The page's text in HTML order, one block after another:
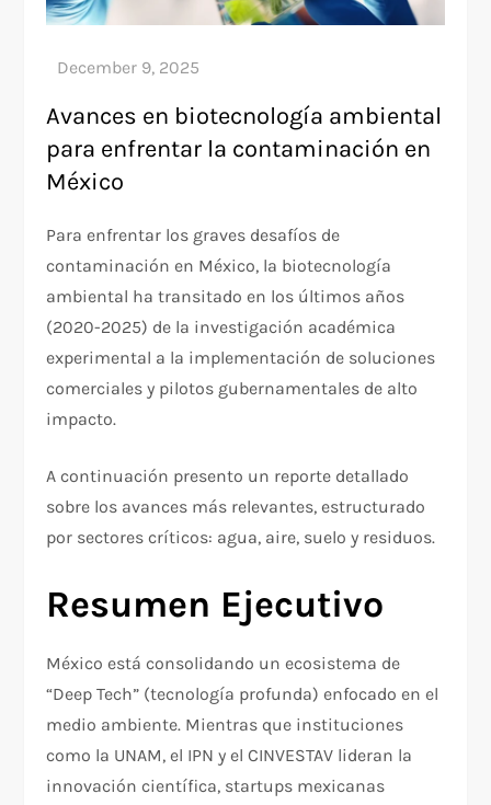
Avances en biotecnología ambiental
para enfrentar la contaminación en
México
Para enfrentar los graves desafíos de
contaminación en México, la biotecnología
ambiental ha transitado en los últimos años
(2020-2025) de la investigación académica
experimental a la implementación de soluciones
comerciales y pilotos gubernamentales de alto
impacto.
A continuación presento un reporte detallado
sobre los avances más relevantes, estructurado
por sectores críticos: agua, aire, suelo y residuos.
Resumen Ejecutivo
México está consolidando un ecosistema de
“Deep Tech” (tecnología profunda) enfocado en el
medio ambiente. Mientras que instituciones
como la UNAM, el IPN y el CINVESTAV lideran la
innovación científica, startups mexicanas